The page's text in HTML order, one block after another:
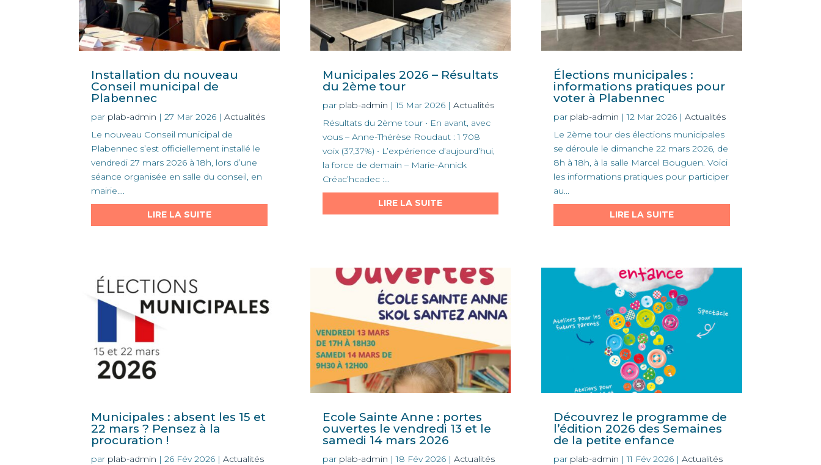
Installation du nouveau
Conseil municipal de
Plabennec
par plab-admin |27 Mar 2026 |Actualités
Le nouveau Conseil municipal de
Plabennec s’est officiellement installé le
vendredi 27 mars 2026 à 18h, lors d’une
séance organisée en salle du conseil, en
mairie....
LIRE LA SUITE
Municipales 2026 – Résultats
du 2ème tour
par plab-admin |15 Mar 2026| Actualités
Résultats du 2ème tour • En avant, avec
vous – Anne-Thérèse Roudaut : 1 708
voix (37,37%) • L’expérience d’aujourd’hui,
la force de demain – Marie-Annick
Créac’hcadec :...
LIRE LA SUITE
Élections municipales :
informations pratiques pour
voter à Plabennec
par plab-admin |12 Mar 2026| Actualités
Le 2ème tour des élections municipales
se déroule le dimanche 22 mars 2026, de
8h à 18h, à la salle Marcel Bouguen. Voici
les informations pratiques pour participer
au...
LIRE LA SUITE
Municipales : absent les 15 et
22 mars ? Pensez à la
procuration !
par plab-admin |26 Fév 2026 |Actualités
Ecole Sainte Anne : portes
ouvertes le vendredi 13 et le
samedi 14 mars 2026
par plab-admin |18 Fév 2026| Actualités
Découvrez le programme de
l’édition 2026 des Semaines
de la petite enfance
par plab-admin |11 Fév 2026| Actualités